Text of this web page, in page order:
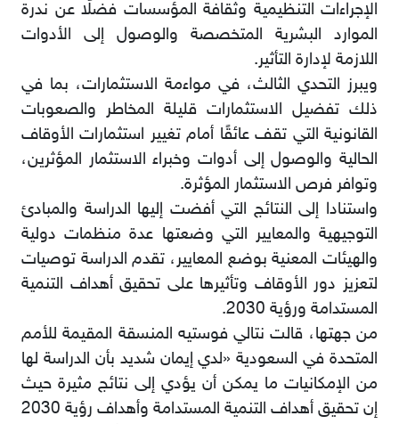
الإجراءات التنظيمية وثقافة المؤسسات فضلًا عن ندرة
الموارد البشرية المتخصصة والوصول إلى الأدوات
اللازمة لإدارة التأثير.
ويبرز التحدي الثالث، في مواءمة الاستثمارات، بما في
ذلك تفضيل الاستثمارات قليلة المخاطر والصعوبات
القانونية التي تقف عائقًا أمام تغيير استثمارات الأوقاف
الحالية والوصول إلى أدوات وخبراء الاستثمار المؤثرين،
وتوافر فرص الاستثمار المؤثرة.
واستنادا إلى النتائج التي أفضت إليها الدراسة والمبادئ
التوجيهية والمعايير التي وضعتها عدة منظمات دولية
والهيئات المعنية بوضع المعايير، تقدم الدراسة توصيات
لتعزيز دور الأوقاف وتأثيرها على تحقيق أهداف التنمية
المستدامة ورؤية 2030.
من جهتها، قالت نتالي فوستيه المنسقة المقيمة للأمم
المتحدة في السعودية «لدي إيمان شديد بأن الدراسة لها
من الإمكانيات ما يمكن أن يؤدي إلى نتائج مثيرة حيث
إن تحقيق أهداف التنمية المستدامة وأهداف رؤية 2030